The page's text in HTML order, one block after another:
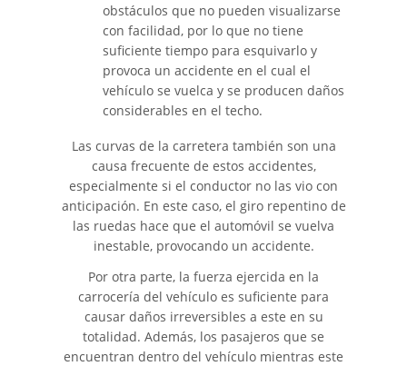
Determinando la Culpa
Elementos del Caso de
Accidentes de Camiones
Peatones
Estrategias Para Ganar su
Caso de Accidente de Camión
Lesiones Comunes
Lesiones en los Accidentes
Peatonales
Partes Responsables en los
obstáculos que no pueden visualizarse
con facilidad, por lo que no tiene
suficiente tiempo para esquivarlo y
provoca un accidente en el cual el
vehículo se vuelca y se producen daños
considerables en el techo.
Las curvas de la carretera también son una
causa frecuente de estos accidentes,
especialmente si el conductor no las vio con
anticipación. En este caso, el giro repentino de
las ruedas hace que el automóvil se vuelva
inestable, provocando un accidente.
Por otra parte, la fuerza ejercida en la
carrocería del vehículo es suficiente para
causar daños irreversibles a este en su
totalidad. Además, los pasajeros que se
encuentran dentro del vehículo mientras este